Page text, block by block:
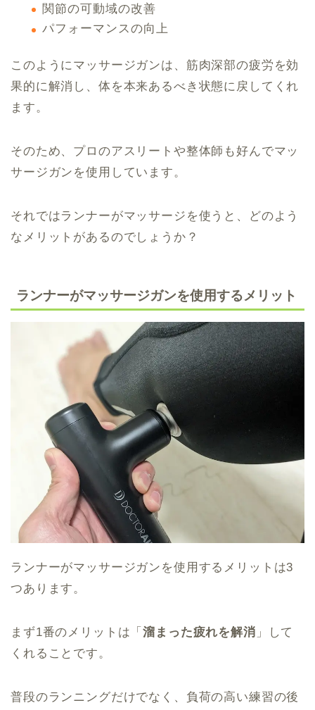
関節の可動域の改善
パフォーマンスの向上
このようにマッサージガンは、筋肉深部の疲労を効
果的に解消し、体を本来あるべき状態に戻してくれ
ます。
そのため、プロのアスリートや整体師も好んでマッ
サージガンを使用しています。
それではランナーがマッサージを使うと、どのよう
なメリットがあるのでしょうか？
ランナーがマッサージガンを使用するメリット
ランナーがマッサージガンを使用するメリットは3
つあります。
まず1番のメリットは「溜まった疲れを解消 」して
くれることです。
普段のランニングだけでなく、負荷の高い練習の後